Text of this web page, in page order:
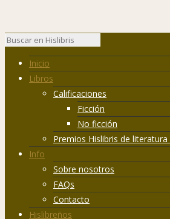
Inicio
Libros
Calificaciones
Ficción
No ficción
Premios Hislibris de
Info
Sobre nosotros
FAQs
Contacto
Hislibreños